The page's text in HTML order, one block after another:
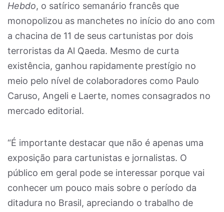
Hebdo, o satírico semanário francês que
monopolizou as manchetes no início do ano com
a chacina de 11 de seus cartunistas por dois
terroristas da Al Qaeda. Mesmo de curta
existência, ganhou rapidamente prestígio no
meio pelo nível de colaboradores como Paulo
Caruso, Angeli e Laerte, nomes consagrados no
mercado editorial.
“É importante destacar que não é apenas uma
exposição para cartunistas e jornalistas. O
público em geral pode se interessar porque vai
conhecer um pouco mais sobre o período da
ditadura no Brasil, apreciando o trabalho de